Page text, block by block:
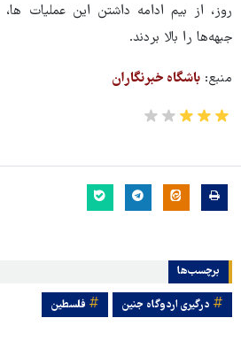
روز، از بیم ادامه داشتن این عملیات
جبهه‌ها را بالا بردند.
منبع: باشگاه خبرنگاران
برچسب‌ها
درگیری اردوگاه جنین فلسطین